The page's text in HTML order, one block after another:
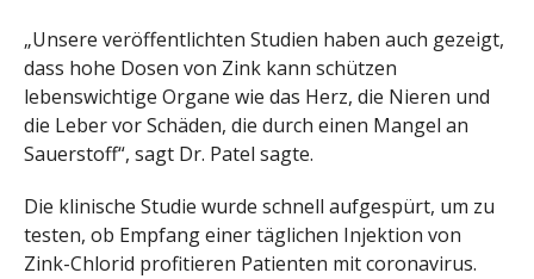
„Unsere veröffentlichten Studien haben auch gezeigt,
dass hohe Dosen von Zink kann schützen
lebenswichtige Organe wie das Herz, die Nieren und
die Leber vor Schäden, die durch einen Mangel an
Sauerstoff“, sagt Dr. Patel sagte.
Die klinische Studie wurde schnell aufgespürt, um zu
testen, ob Empfang einer täglichen Injektion von
Zink-Chlorid profitieren Patienten mit coronavirus.